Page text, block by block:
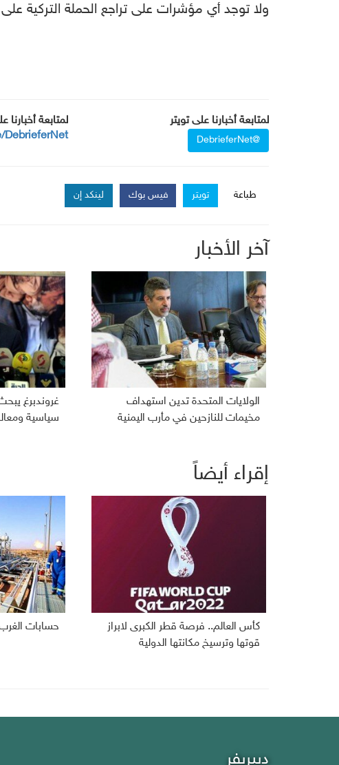
ولا توجد أي مؤشرات على تراجع الحملة التركية
لمتابعة أخبارنا على تويتر
@DebrieferNet
لمتابعة
DebrieferNet
طباعة تويتر فيس بوك لينكد إن
آخر الأخبار
الولايات المتحدة تدين استهداف
مخيمات للنازحين في مأرب اليمنية
غروندبرغ
سياسية
إقراء أيضاً
كأس العالم.. فرصة قطر الكبرى لابراز
قوتها وترسيخ مكانتها الدولية
حسابات
ديبريفر